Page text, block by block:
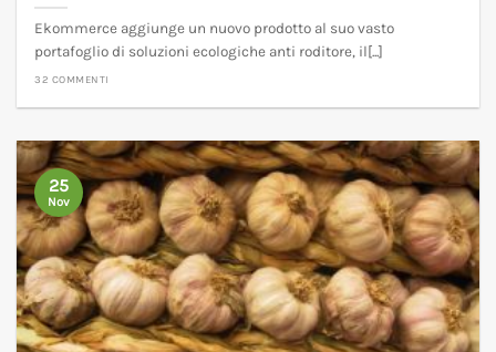
Ekommerce aggiunge un nuovo prodotto al suo vasto
portafoglio di soluzioni ecologiche anti roditore, il[...]
32 COMMENTI
25
Nov